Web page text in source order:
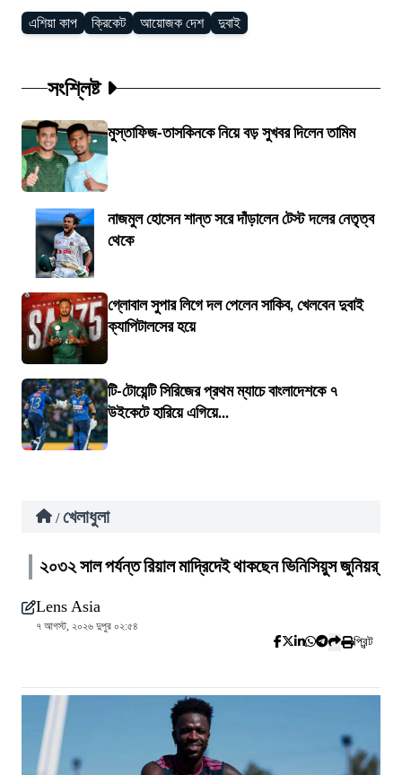
এশিয়া কাপ ক্রিকেট আয়োজক দেশ দুবাই
সংশ্লিষ্ট
মুস্তাফিজ-তাসকিনকে নিয়ে বড় সুখবর দিলেন তামিম
নাজমুল হোসেন শান্ত সরে দাঁড়ালেন টেস্ট দলের নেতৃত্ব
থেকে
গ্লোবাল সুপার লিগে দল পেলেন সাকিব, খেলবেন দুবাই
ক্যাপিটালসের হয়ে
টি-টোয়েন্টি সিরিজের প্রথম ম্যাচে বাংলাদেশকে ৭
উইকেটে হারিয়ে এগিয়ে...
/ খেলাধুলা
২০৩২ সাল পর্যন্ত রিয়াল মাদ্রিদেই থাকছেন ভিনিসিয়ুস জুনিয়র্
Lens Asia
৭ আগস্ট, ২০২৬ দুপুর ০২:৫৪
প্রিন্ট